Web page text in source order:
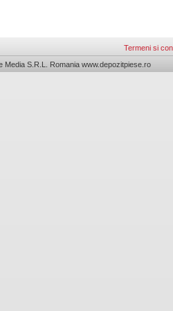
Termeni si
S.R.L. Romania www.depozitpiese.ro